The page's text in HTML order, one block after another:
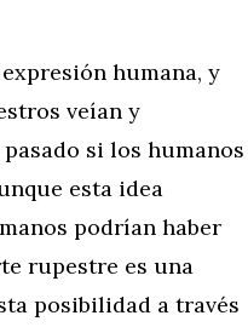
humana, y
veían y
si los humanos
esta idea
podrían haber
rupestre es una
posibilidad a través